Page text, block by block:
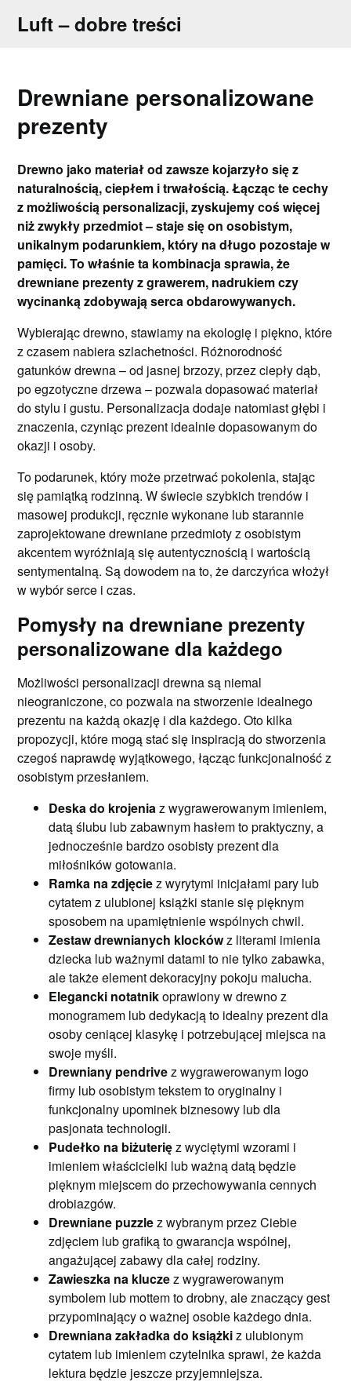
Luft – dobre treści
Drewniane personalizowane
prezenty
Drewno jako materiał od zawsze kojarzyło się z
naturalnością, ciepłem i trwałością. Łącząc te cechy
z możliwością personalizacji, zyskujemy coś więcej
niż zwykły przedmiot – staje się on osobistym,
unikalnym podarunkiem, który na długo pozostaje w
pamięci. To właśnie ta kombinacja sprawia, że
drewniane prezenty z grawerem, nadrukiem czy
wycinanką zdobywają serca obdarowywanych.
Wybierając drewno, stawiamy na ekologię i piękno, które
z czasem nabiera szlachetności. Różnorodność
gatunków drewna – od jasnej brzozy, przez ciepły dąb,
po egzotyczne drzewa – pozwala dopasować materiał
do stylu i gustu. Personalizacja dodaje natomiast głębi i
znaczenia, czyniąc prezent idealnie dopasowanym do
okazji i osoby.
To podarunek, który może przetrwać pokolenia, stając
się pamiątką rodzinną. W świecie szybkich trendów i
masowej produkcji, ręcznie wykonane lub starannie
zaprojektowane drewniane przedmioty z osobistym
akcentem wyróżniają się autentycznością i wartością
sentymentalną. Są dowodem na to, że darczyńca włożył
w wybór serce i czas.
Pomysły na drewniane prezenty
personalizowane dla każdego
Możliwości personalizacji drewna są niemal
nieograniczone, co pozwala na stworzenie idealnego
prezentu na każdą okazję i dla każdego. Oto kilka
propozycji, które mogą stać się inspiracją do stworzenia
czegoś naprawdę wyjątkowego, łącząc funkcjonalność z
osobistym przesłaniem.
Deska do krojeniaz wygrawerowanym imieniem,
datą ślubu lub zabawnym hasłem to praktyczny, a
jednocześnie bardzo osobisty prezent dla
miłośników gotowania.
Ramka na zdjęciez wyrytymi inicjałami pary lub
cytatem z ulubionej książki stanie się pięknym
sposobem na upamiętnienie wspólnych chwil.
Zestaw drewnianych klockówz literami imienia
dziecka lub ważnymi datami to nie tylko zabawka,
ale także element dekoracyjny pokoju malucha.
Elegancki notatnikoprawiony w drewno z
monogramem lub dedykacją to idealny prezent dla
osoby ceniącej klasykę i potrzebującej miejsca na
swoje myśli.
Drewniany pendrivez wygrawerowanym logo
firmy lub osobistym tekstem to oryginalny i
funkcjonalny upominek biznesowy lub dla
pasjonata technologii.
Pudełko na biżuterięz wyciętymi wzorami i
imieniem właścicielki lub ważną datą będzie
pięknym miejscem do przechowywania cennych
drobiazgów.
Drewniane puzzlez wybranym przez Ciebie
zdjęciem lub grafiką to gwarancja wspólnej,
angażującej zabawy dla całej rodziny.
Zawieszka na kluczez wygrawerowanym
symbolem lub mottem to drobny, ale znaczący gest
przypominający o ważnej osobie każdego dnia.
Drewniana zakładka do książkiz ulubionym
cytatem lub imieniem czytelnika sprawi, że każda
lektura będzie jeszcze przyjemniejsza.